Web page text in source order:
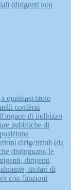
(dirigenti non
qualsiasi titolo
conferiti
di indirizzo
pubbliche di
dirigenziali (da
distinguano le
dirigenti
titolari di
con funzioni